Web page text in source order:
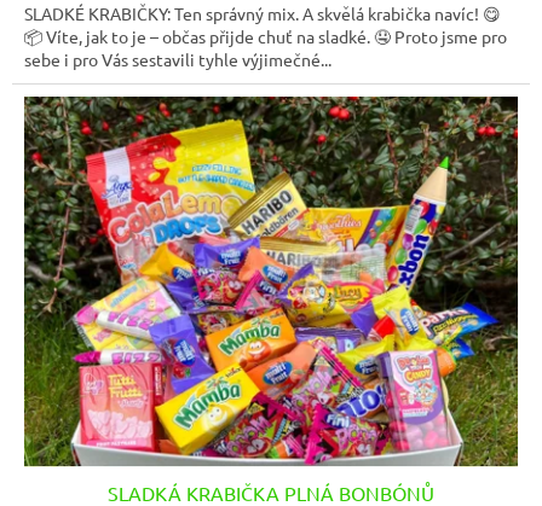
SLADKÉ KRABIČKY: Ten správný mix. A skvělá krabička navíc! 😋
📦 Víte, jak to je – občas přijde chuť na sladké. 🤤 Proto jsme pro
sebe i pro Vás sestavili tyhle výjimečné...
SLADKÁ KRABIČKA PLNÁ BONBÓNŮ